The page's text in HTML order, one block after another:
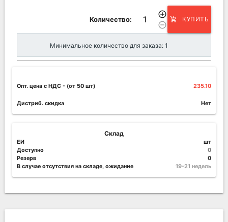
Количество:
add_circle_outline
remove_circle_outline
add_shopping_cart КУПИТЬ
Минимальное количество для заказа: 1
Опт. цена c НДС - (от 50 шт) 235.10
Дистриб. скидка Нет
Склад
ЕИ
шт
Доступно
0
Резерв
0
В случае отсутствия на складе, ожидание
19-21 недель